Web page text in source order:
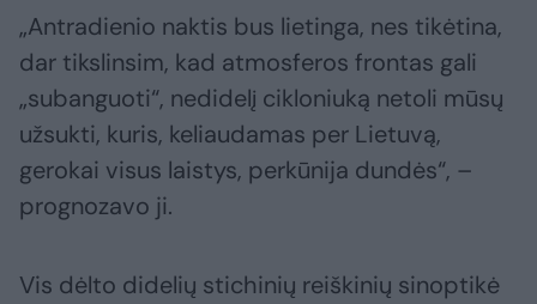
„Antradienio naktis bus lietinga, nes tikėtina,
dar tikslinsim, kad atmosferos frontas gali
„subanguoti“, nedidelį cikloniuką netoli mūsų
užsukti, kuris, keliaudamas per Lietuvą,
gerokai visus laistys, perkūnija dundės“, –
prognozavo ji.
Vis dėlto didelių stichinių reiškinių sinoptikė